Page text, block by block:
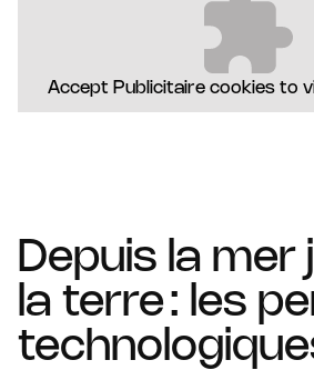
Accept Publicitaire cookies to
Depuis la mer
la terre : les